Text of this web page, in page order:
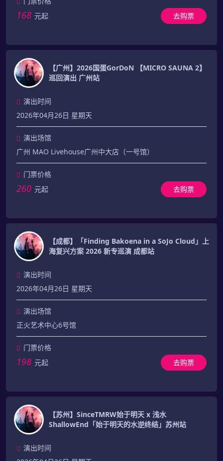
168 元起 去购票
【广州】2026国蛋GorDoN 【MICRO SAUNA 2】
巡回演出 广州站
演出时间
2026年04月26日 星期天
演出场馆
广州 MAO Livehouse广州中大店（一号馆）
门票价格
260 元起 去购票
【成都】「Finding Bakoena in a SoJo Cloud」上
海复兴方案 2026 新专巡演 成都站
演出时间
2026年04月26日 星期天
演出场馆
正火艺术中心6号馆
门票价格
198 元起 去购票
【苏州】SinceTMRW始于明天 x 浅水
ShallowEnd「始于明天的水逆终结」苏州站
演出时间